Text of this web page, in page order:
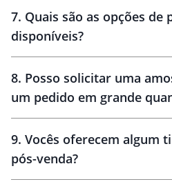
10 dias
7. Quais são as opções de
disponíveis?
8. Posso solicitar uma
um pedido em grande
9. Vocês oferecem algum
pós-venda?